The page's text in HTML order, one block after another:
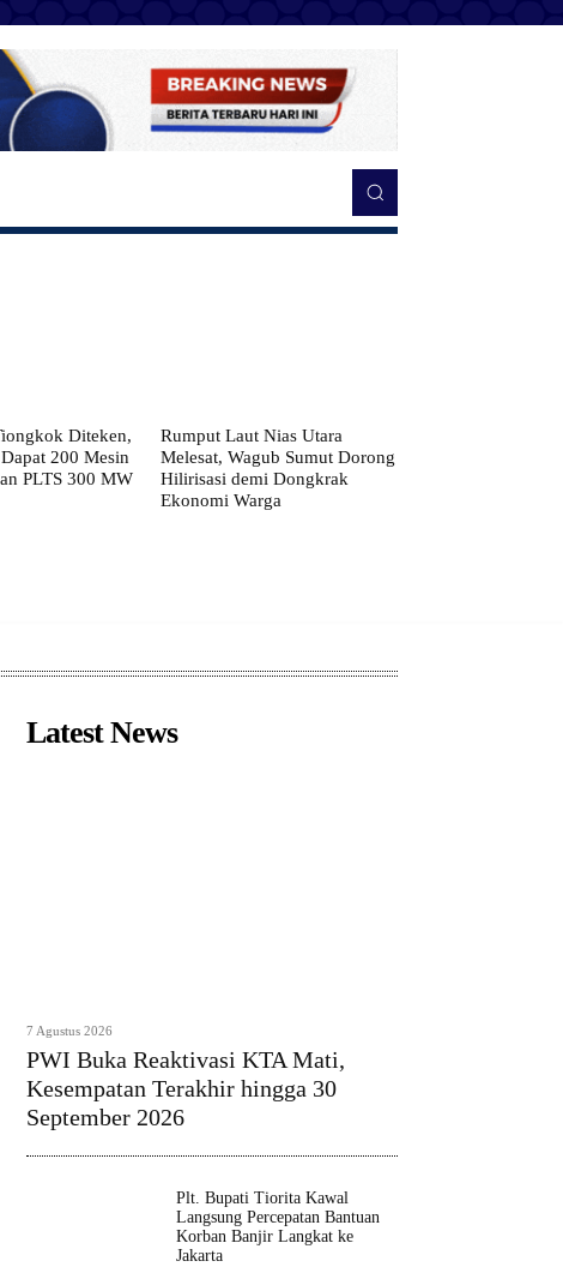
Diteken,
200 Mesin
PLTS 300 MW
Rumput Laut Nias Utara
Melesat, Wagub Sumut Dorong
Hilirisasi demi Dongkrak
Ekonomi Warga
Latest News
7 Agustus 2026
PWI Buka Reaktivasi KTA Mati,
Kesempatan Terakhir hingga 30
September 2026
Plt. Bupati Tiorita Kawal
Langsung Percepatan Bantuan
Korban Banjir Langkat ke
Jakarta